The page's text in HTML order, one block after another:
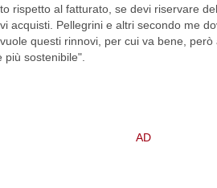
rispetto al fatturato, se devi riservare
acquisti. Pellegrini e altri secondo me
questi rinnovi, per cui va bene,
sostenibile".